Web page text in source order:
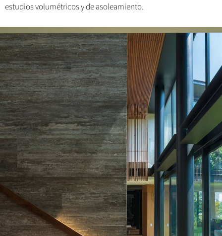
estudios volumétricos y de asoleamiento.